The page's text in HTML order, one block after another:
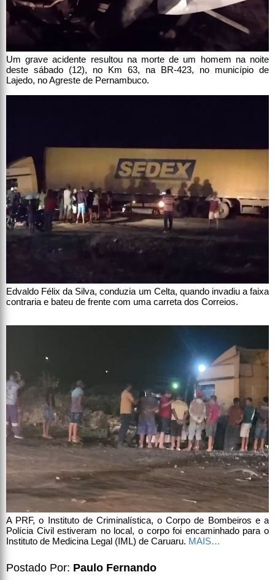
Um grave acidente resultou na morte de um homem na noite
deste sábado (12), no Km 63, na BR-423, no município de
Lajedo, no Agreste de Pernambuco.
Edvaldo Félix da Silva, conduzia um Celta, quando invadiu a faixa
contraria e bateu de frente com uma carreta dos Correios.
A PRF, o Instituto de Criminalística, o Corpo de Bombeiros e a
Polícia Civil estiveram no local, o corpo foi encaminhado para o
Instituto de Medicina Legal (IML) de Caruaru. MAIS…
Postado Por: Paulo Fernando